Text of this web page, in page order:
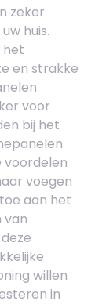
zeker
huis.
het
en strakke
voor
bij het
voordelen
voegen
aan het
van
willen
in